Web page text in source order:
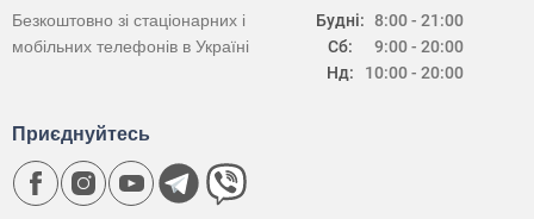
Будні:
Сб:
Нд:
8:00 - 21:00
9:00 - 20:00
10:00 - 20:00
Безкоштовно зі стаціонарних і
мобільних телефонів в Україні
Приєднуйтесь